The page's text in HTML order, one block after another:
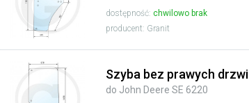
dostępność:chwilowo brak
producent: Granit
Szyba bez prawych drzwi
do John Deere SE 6220